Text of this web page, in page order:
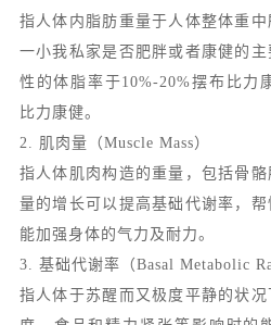
指人体内脂肪重量于人体整体重
一小我私家是否肥胖或者康健的
性的体脂率于10%-20%摆布比力
比力康健。
2. 肌肉量（Muscle Mass）
指人体肌肉构造的重量，包括骨
量的增长可以提高基础代谢率，
能加强身体的气力及耐力。
3. 基础代谢率（Basal Metabolic
指人体于苏醒而又极度平静的状